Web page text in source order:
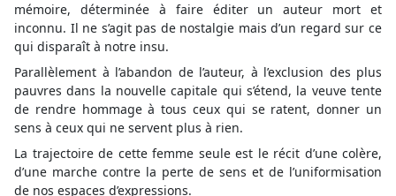
mémoire, déterminée à faire éditer un auteur mort et
inconnu. Il ne s’agit pas de nostalgie mais d’un regard sur ce
qui disparaît à notre insu.
Parallèlement à l’abandon de l’auteur, à l’exclusion des plus
pauvres dans la nouvelle capitale qui s’étend, la veuve tente
de rendre hommage à tous ceux qui se ratent, donner un
sens à ceux qui ne servent plus à rien.
La trajectoire de cette femme seule est le récit d’une colère,
d’une marche contre la perte de sens et de l’uniformisation
de nos espaces d’expressions.